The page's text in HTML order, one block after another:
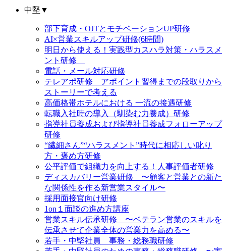
中堅 ▼
部下育成・OJTとモチベーションUP研修
AI×営業スキルアップ研修(6時間)
明日から使える！実践型カスハラ対策・ハラスメ
ント研修
電話・メール対応研修
テレアポ研修 アポイント習得までの段取りから
ストーリーで考える
高価格帯ホテルにおける 一流の接遇研修
転職入社時の導入（馴染む力養成）研修
指導社員養成および指導社員養成フォローアップ
研修
“繊細さん”“ハラスメント”時代に相応しい叱り
方・褒め方研修
公平評価で組織力を向上する！人事評価者研修
ディスカバリー営業研修 〜顧客と営業との新た
な関係性を作る新営業スタイル〜
採用面接官向け研修
1on１面談の進め方講座
営業スキル伝承研修 〜ベテラン営業のスキルを
伝承させて企業全体の営業力を高める〜
若手・中堅社員 事務・総務職研修